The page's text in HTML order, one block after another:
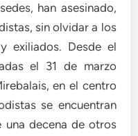
han asesinado,
sin olvidar a los
exiliados. Desde el
el 31 de marzo
en el centro
se encuentran
una decena de otros